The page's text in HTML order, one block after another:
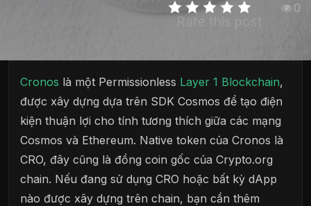
Rate this post
0
Cronos là một Permissionless Layer 1 Blockchain,
được xây dựng dựa trên SDK Cosmos để tạo điện
kiện thuận lợi cho tính tương thích giữa các mạng
Cosmos và Ethereum. Native token của Cronos là
CRO, đây cũng là đồng coin gốc của Crypto.org
chain. Nếu đang sử dụng CRO hoặc bất kỳ dApp
nào được xây dựng trên chain, bạn cần thêm